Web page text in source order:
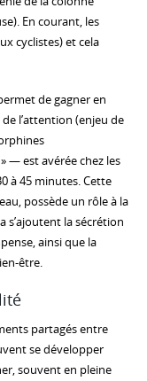
En courant, les
cyclistes) et cela
de gagner en
l’attention (enjeu de
— est avérée chez les
à 45 minutes. Cette
possède un rôle à la
s’ajoutent la sécrétion
ainsi que la
être.
partagés entre
se développer
souvent en pleine